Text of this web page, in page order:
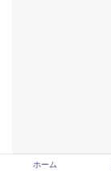
ホーム